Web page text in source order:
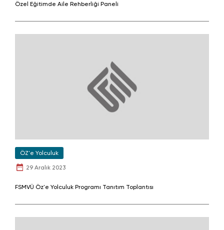
Özel Eğitimde Aile Rehberliği Paneli
ÖZ'e Yolculuk
29 Aralık 2023
FSMVÜ Öz'e Yolculuk Programı Tanıtım Toplantısı